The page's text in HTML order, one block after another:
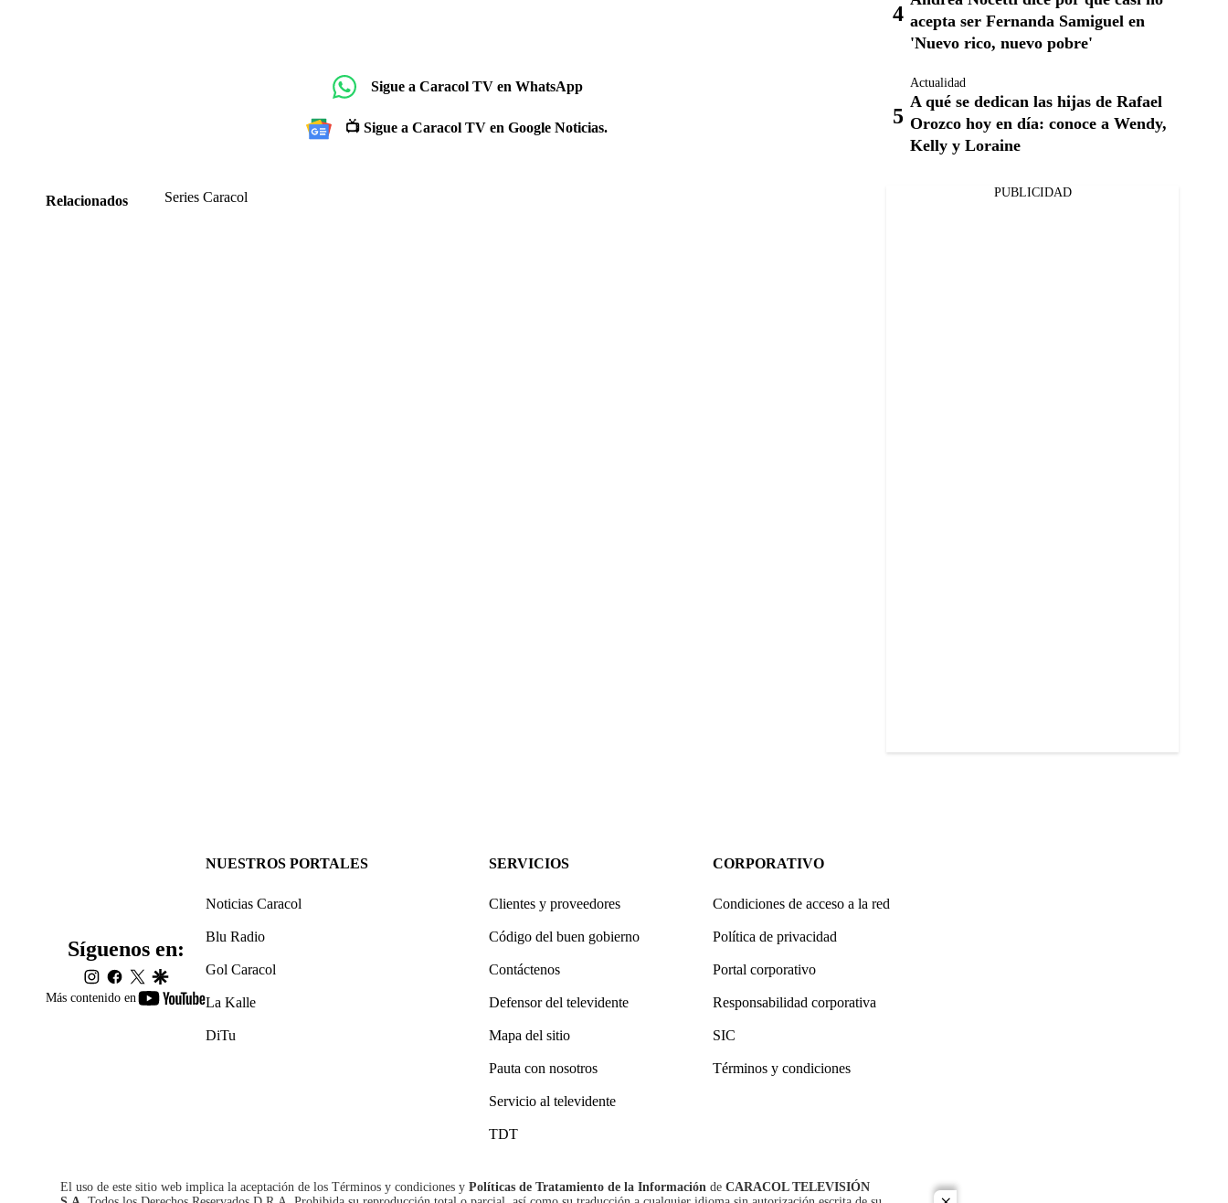
Sigue a Caracol TV en WhatsApp
📺 Sigue a Caracol TV en Google Noticias.
Relacionados Series Caracol
acepta ser Fernanda Samiguel en
'Nuevo rico, nuevo pobre'
Actualidad
A qué se dedican las hijas de Rafael
Orozco hoy en día: conoce a Wendy,
Kelly y Loraine
PUBLICIDAD
Más contenido en
youtube-
Síguenos en:
instagram
facebook
twittergoogle
NUESTROS PORTALES
Noticias Caracol
Blu Radio
Gol Caracol
La Kalle
DiTu
SERVICIOS
Clientes y proveedores
Código del buen gobierno
Contáctenos
Defensor del televidente
Mapa del sitio
Pauta con nosotros
Servicio al televidente
TDT
CORPORATIVO
Condiciones de acceso a la red
Política de privacidad
Portal corporativo
Responsabilidad corporativa
SIC
Términos y condiciones
El uso de este sitio web implica la aceptación de los Términos y condiciones y Políticas de Tratamiento de la Información de CARACOL TELEVISIÓN